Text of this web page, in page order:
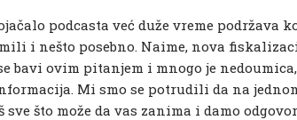
podcasta već duže vreme podržava
i nešto posebno. Naime, nova
bavi ovim pitanjem i mnogo je
Mi smo se potrudili da na
sve što može da vas zanima i damo